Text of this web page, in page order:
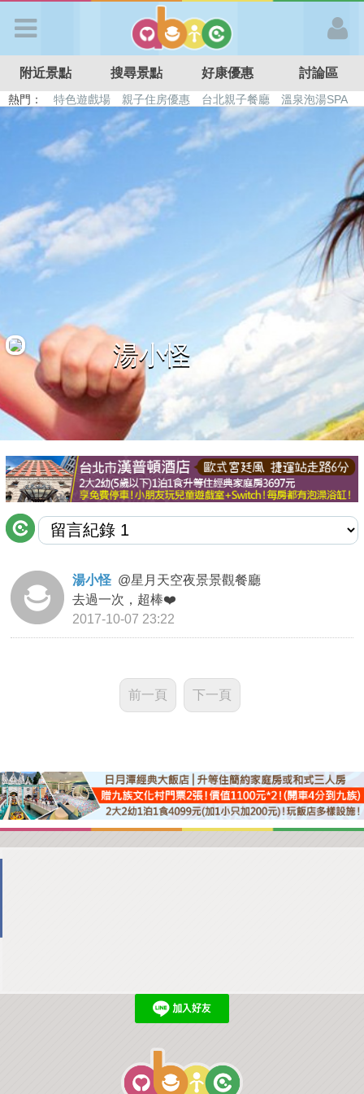
APP登入
首 頁
搜尋景點
好康優惠
最新留言
商家合作
推薦景點
討論區
聯絡我們
APP下載
附近景點 搜尋景點 好康優惠 討論區
熱門： 特色遊戲場 親子住房優惠 台北親子餐廳
溫泉泡湯SPA
溜滑梯民宿
觀光工廠 日本親子景點
湯小怪
湯小怪 @星月天空夜景景觀餐廳
去過一次，超棒❤️
2017-10-07 23:22
前一頁 下一頁